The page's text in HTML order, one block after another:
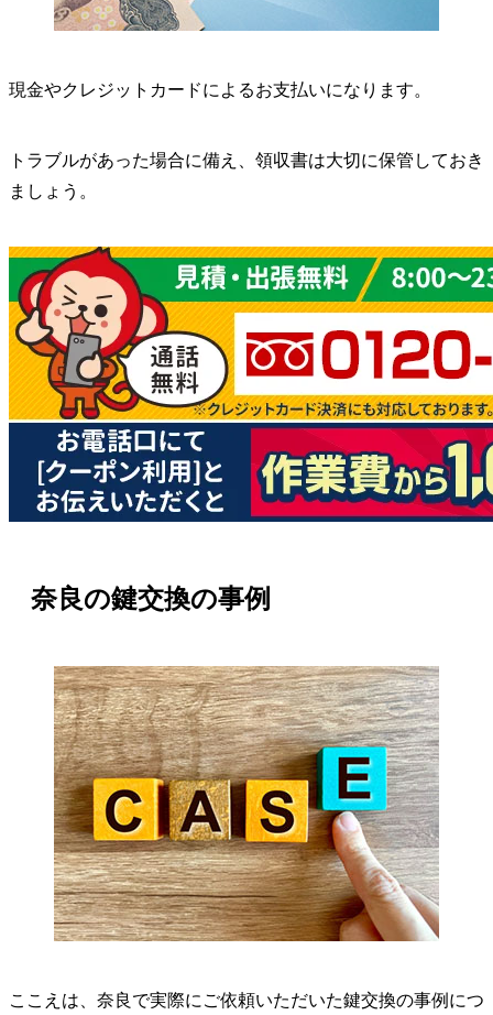
現金やクレジットカードによるお支払いになります。
トラブルがあった場合に備え、領収書は大切に保管しておき
ましょう。
奈良の鍵交換の事例
ここえは、奈良で実際にご依頼いただいた鍵交換の事例につ